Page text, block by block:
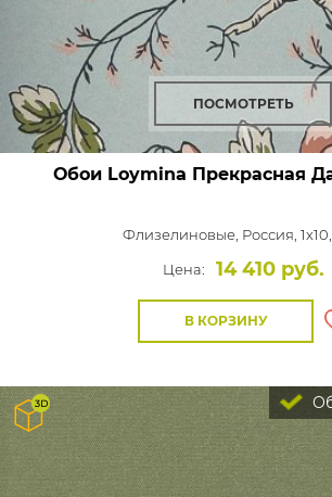
ПОСМОТРЕТЬ
Обои Loymina Прекрасная
Флизелиновые, Россия,
Цена:
14 410 руб.
В КОРЗИНУ